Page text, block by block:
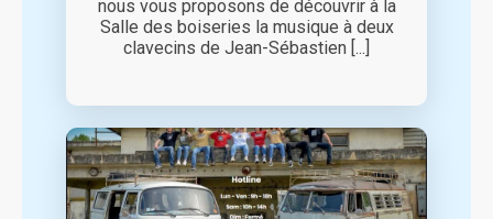
nous vous proposons de découvrir à la
Salle des boiseries la musique à deux
clavecins de Jean-Sébastien [...]